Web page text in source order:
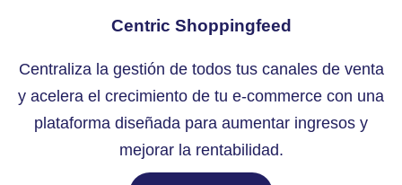
Centric Shoppingfeed
Centraliza la gestión de todos tus canales de venta
y acelera el crecimiento de tu e-commerce con una
plataforma diseñada para aumentar ingresos y
mejorar la rentabilidad.